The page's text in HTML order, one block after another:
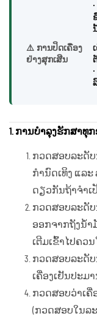
⚠️ ການປິດເຄື່ອງ
ຢ່າງສຸກເສີນ
1. ການບໍາລຸງຮັກສາທຸ
ກວດສອບລະດັ
ກຳນົດເທິງ ແລະ
ດຽວກັນຖ້າຈຳເ
ກວດສອບລະດັບ
ອອກຈາກຖັງນ້ຳ
ເຕີມເຂົ້າໄປຄວນ
ກວດສອບລະດັບ
ເຄື່ອງເຢັນປະມ
ກວດສອບວ່າເຄື່
(ກວດສອບໃນລ